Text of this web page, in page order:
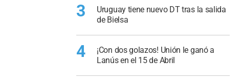
3
Uruguay tiene nuevo DT tras la salida
de Bielsa
4
¡Con dos golazos! Unión le ganó a
Lanús en el 15 de Abril